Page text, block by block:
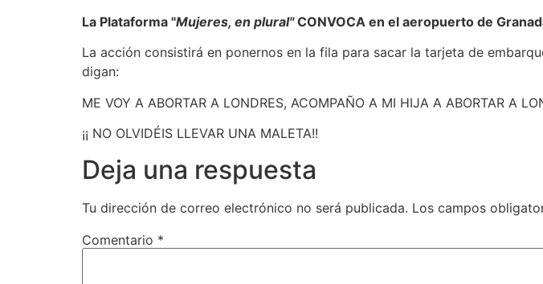
La Plataforma "Mujeres, en plural"CONVOCA en el aeropuerto de
La acción consistirá en ponernos en la fila para sacar la tarjeta de
digan:
ME VOY A ABORTAR A LONDRES, ACOMPAÑO A MI HIJA A ABORTAR A
¡¡ NO OLVIDÉIS LLEVAR UNA MALETA!!
Deja una respuesta
Tu dirección de correo electrónico no será publicada. Los campos
Comentario *